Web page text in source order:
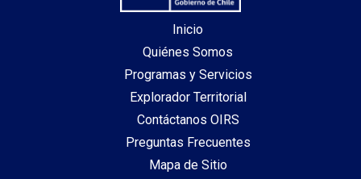
Inicio
Quiénes Somos
Programas y Servicios
Explorador Territorial
Contáctanos OIRS
Preguntas Frecuentes
Mapa de Sitio